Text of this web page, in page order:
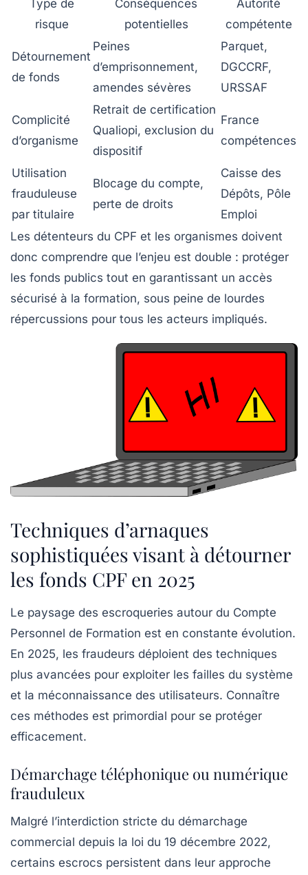
Type de
risque
Conséquences
potentielles
Autorité
compétente
Détournement
de fonds
Peines
d’emprisonnement,
amendes sévères
Parquet,
DGCCRF,
URSSAF
Complicité
d’organisme
Retrait de certification
Qualiopi, exclusion du
dispositif
France
compétences
Utilisation
frauduleuse
par titulaire
Blocage du compte,
perte de droits
Caisse des
Dépôts, Pôle
Emploi
Les détenteurs du CPF et les organismes doivent
donc comprendre que l’enjeu est double : protéger
les fonds publics tout en garantissant un accès
sécurisé à la formation, sous peine de lourdes
répercussions pour tous les acteurs impliqués.
Techniques d’arnaques
sophistiquées visant à détourner
les fonds CPF en 2025
Le paysage des escroqueries autour du Compte
Personnel de Formation est en constante évolution.
En 2025, les fraudeurs déploient des techniques
plus avancées pour exploiter les failles du système
et la méconnaissance des utilisateurs. Connaître
ces méthodes est primordial pour se protéger
efficacement.
Démarchage téléphonique ou numérique
frauduleux
Malgré l’interdiction stricte du démarchage
commercial depuis la loi du 19 décembre 2022,
certains escrocs persistent dans leur approche